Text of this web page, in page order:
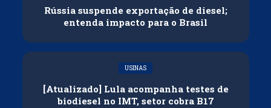
Rússia suspende exportação de diesel;
entenda impacto para o Brasil
USINAS
[Atualizado] Lula acompanha testes de
biodiesel no IMT, setor cobra B17